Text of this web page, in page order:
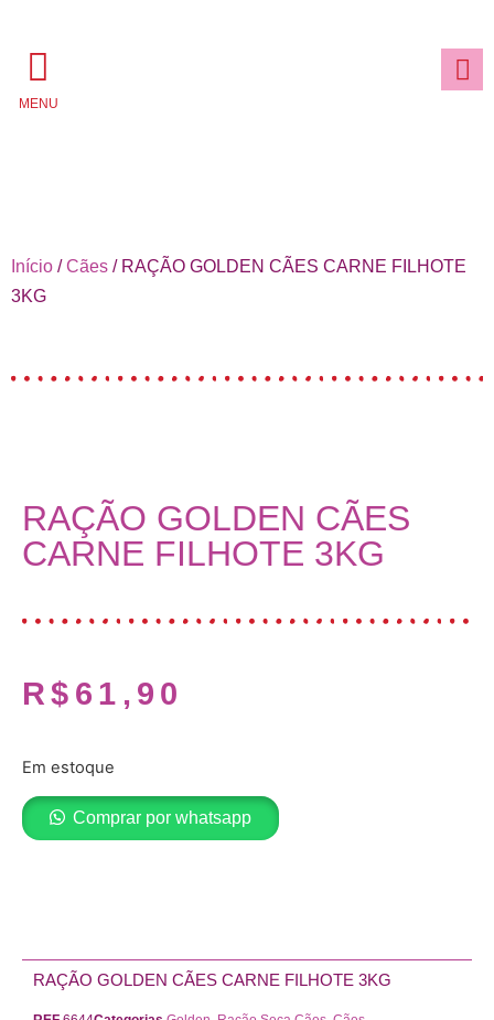
MENU
Início /Cães / RAÇÃO GOLDEN CÃES CARNE FILHOTE
3KG
RAÇÃO GOLDEN CÃES
CARNE FILHOTE 3KG
R$ 61,90
Em estoque
Comprar por whatsapp
RAÇÃO GOLDEN CÃES CARNE FILHOTE 3KG